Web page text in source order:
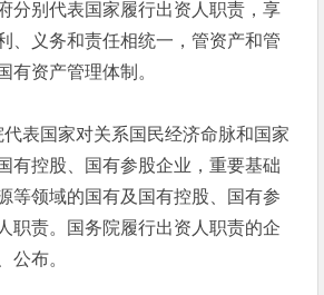
分别代表国家履行出资人职责，享
、义务和责任相统一，管资产和管
有资产管理体制。
国家对关系国民经济命脉和国家
有控股、国有参股企业，重要基础
等领域的国有及国有控股、国有参
职责。国务院履行出资人职责的企
公布。